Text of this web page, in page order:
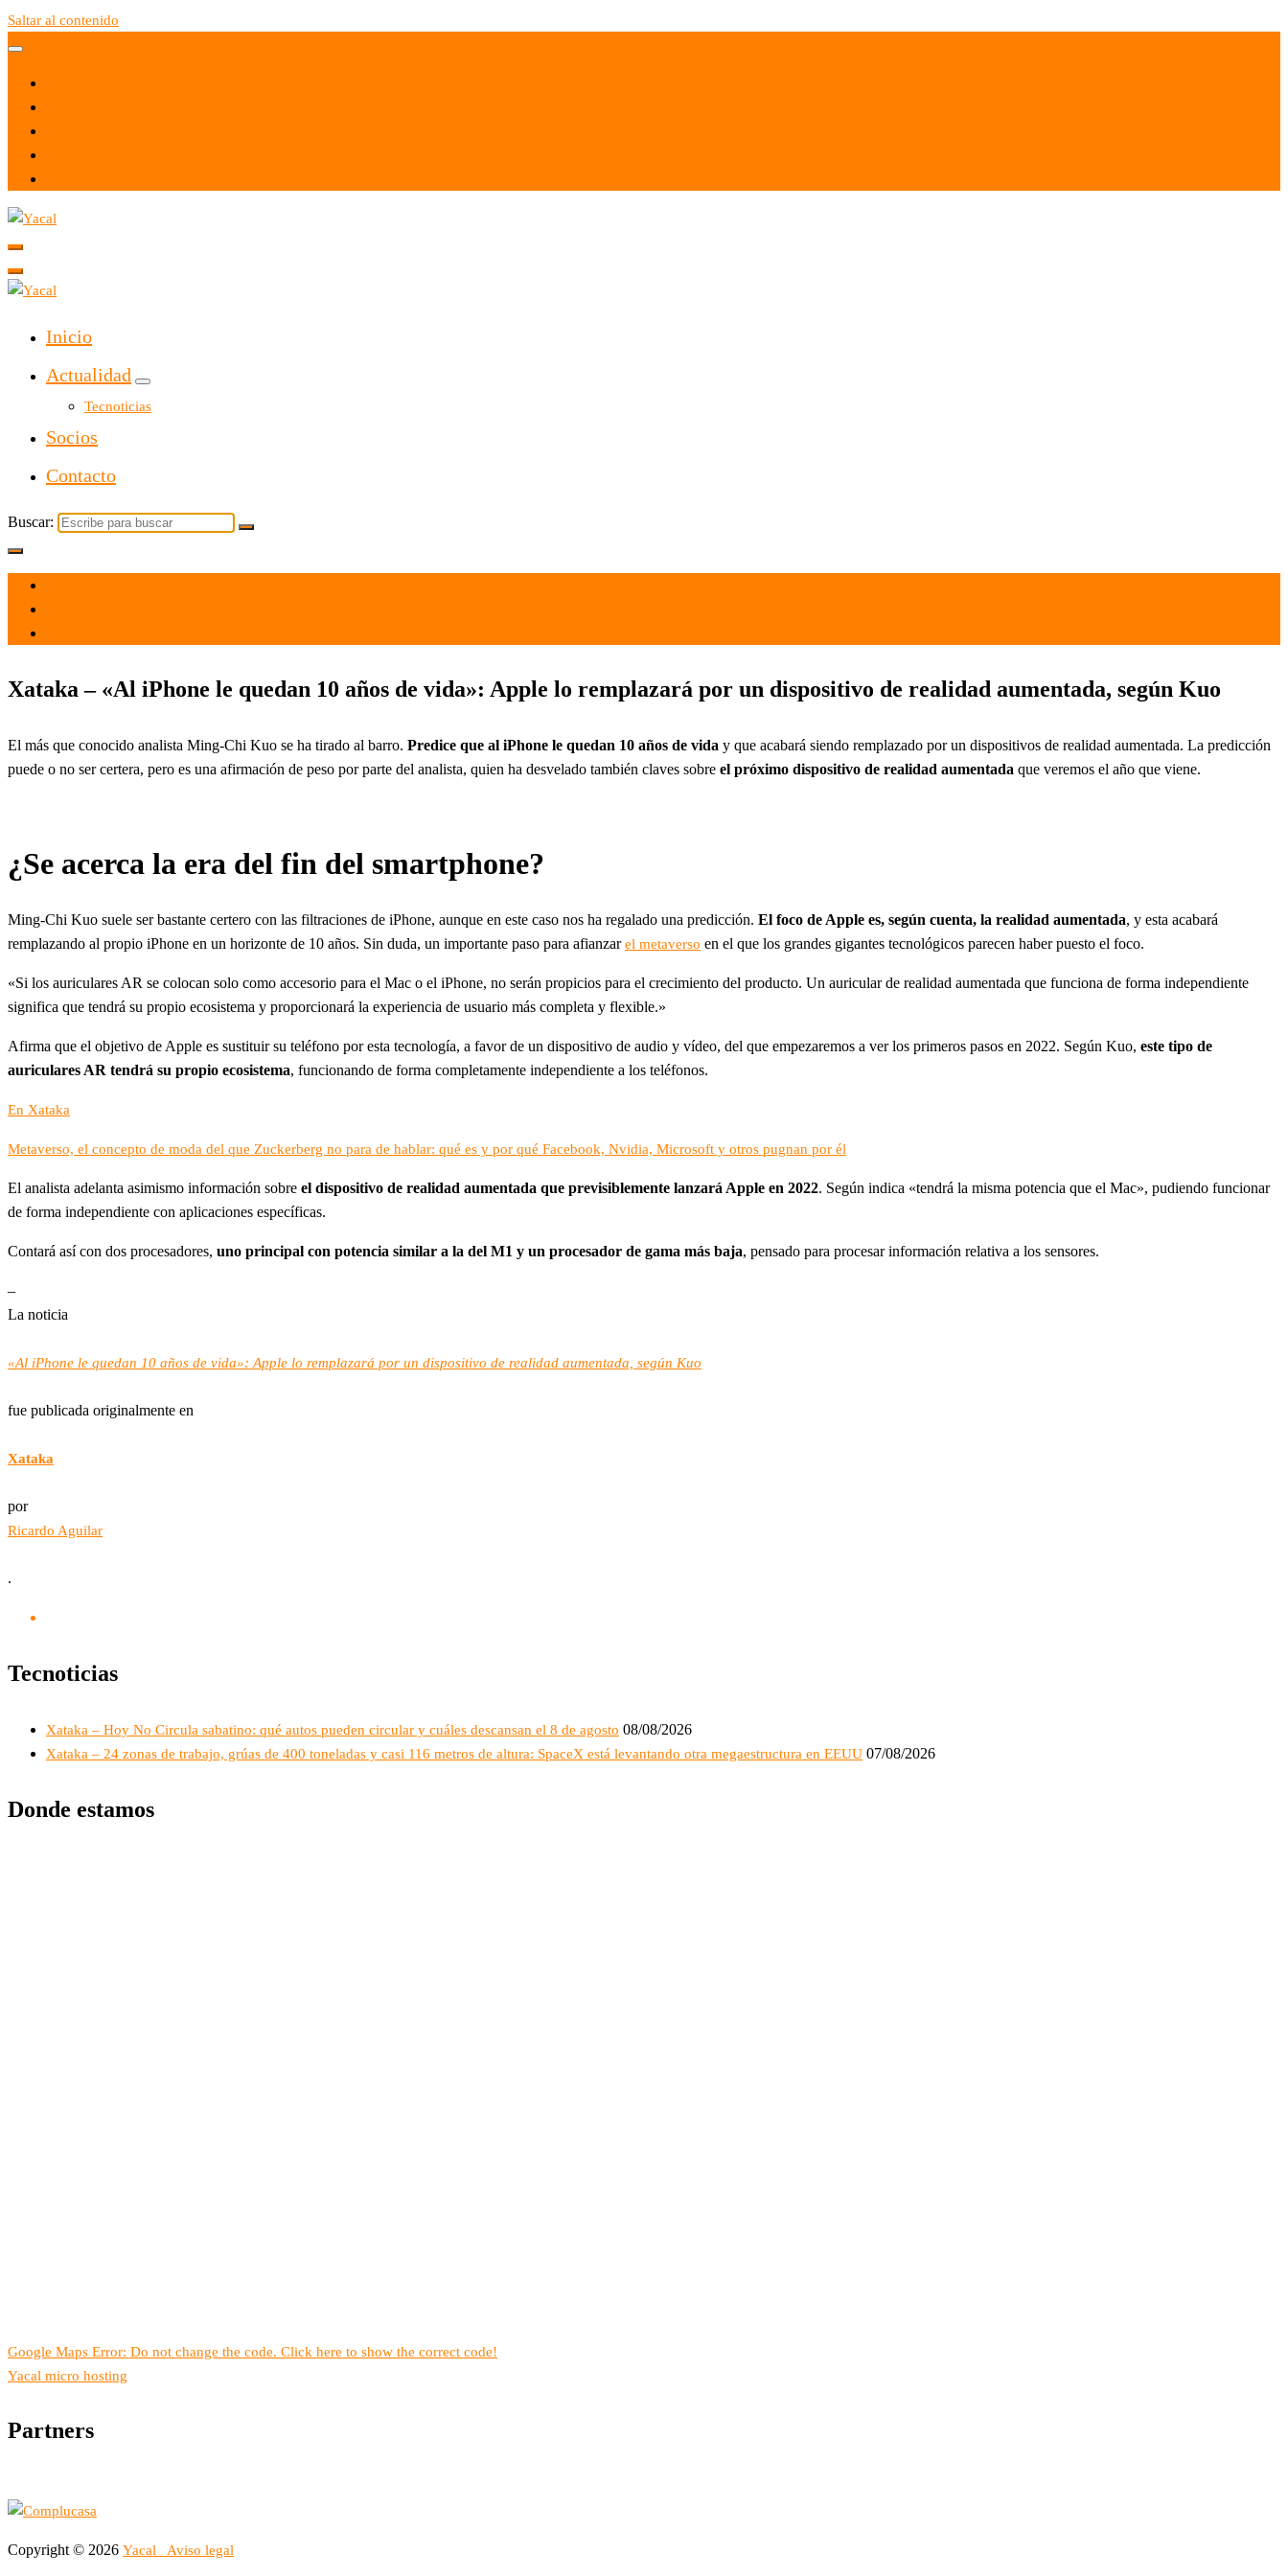
Saltar al contenido
Yacal micro hosting
Inicio
Actualidad
Tecnoticias
Socios
Contacto
Buscar:
Xataka – «Al iPhone le quedan 10 años de vida»: Apple lo remplazará por un dispositivo de realidad aumentada, según Kuo
El más que conocido analista Ming-Chi Kuo se ha tirado al barro. Predice que al iPhone le quedan 10 años de vida y que acabará siendo remplazado por un dispositivos de realidad aumentada. La predicción
puede o no ser certera, pero es una afirmación de peso por parte del analista, quien ha desvelado también claves sobre el próximo dispositivo de realidad aumentada que veremos el año que viene.
¿Se acerca la era del fin del smartphone?
Ming-Chi Kuo suele ser bastante certero con las filtraciones de iPhone, aunque en este caso nos ha regalado una predicción. El foco de Apple es, según cuenta, la realidad aumentada, y esta acabará
remplazando al propio iPhone en un horizonte de 10 años. Sin duda, un importante paso para afianzarel metaverso en el que los grandes gigantes tecnológicos parecen haber puesto el foco.
«Si los auriculares AR se colocan solo como accesorio para el Mac o el iPhone, no serán propicios para el crecimiento del producto. Un auricular de realidad aumentada que funciona de forma independiente
significa que tendrá su propio ecosistema y proporcionará la experiencia de usuario más completa y flexible.»
Afirma que el objetivo de Apple es sustituir su teléfono por esta tecnología, a favor de un dispositivo de audio y vídeo, del que empezaremos a ver los primeros pasos en 2022. Según Kuo, este tipo de
auriculares AR tendrá su propio ecosistema, funcionando de forma completamente independiente a los teléfonos.
En Xataka
Metaverso, el concepto de moda del que Zuckerberg no para de hablar: qué es y por qué Facebook, Nvidia, Microsoft y otros pugnan por él
El analista adelanta asimismo información sobre el dispositivo de realidad aumentada que previsiblemente lanzará Apple en 2022. Según indica «tendrá la misma potencia que el Mac», pudiendo funcionar
de forma independiente con aplicaciones específicas.
Contará así con dos procesadores, uno principal con potencia similar a la del M1 y un procesador de gama más baja, pensado para procesar información relativa a los sensores.
–
La noticia
«Al iPhone le quedan 10 años de vida»: Apple lo remplazará por un dispositivo de realidad aumentada, según Kuo
fue publicada originalmente en
Xataka
por
Ricardo Aguilar
.
Tecnoticias
Xataka – Hoy No Circula sabatino: qué autos pueden circular y cuáles descansan el 8 de agosto 08/08/2026
Xataka – 24 zonas de trabajo, grúas de 400 toneladas y casi 116 metros de altura: SpaceX está levantando otra megaestructura en EEUU 07/08/2026
Donde estamos
Google Maps Error: Do not change the code. Click here to show the correct code!
Yacal micro hosting
Partners
Copyright © 2026 Yacal Aviso legal